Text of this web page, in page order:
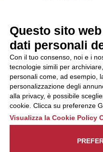
del Codice di
possibile
reclamo
all’Organismo di
Monitoraggio
una delle
descritte al
indirizzo web
https://odm-
Questo sito
dati personali
Con il tuo consenso, noi e i
tecnologie simili per
personali come, ad esempio,
personalizzazione degli
alla privacy, è possibile
cookie. Clicca su preferenze
Visualizza la Cookie Policy